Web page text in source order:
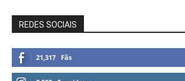
REDES SOCIAIS
21,317 Fãs